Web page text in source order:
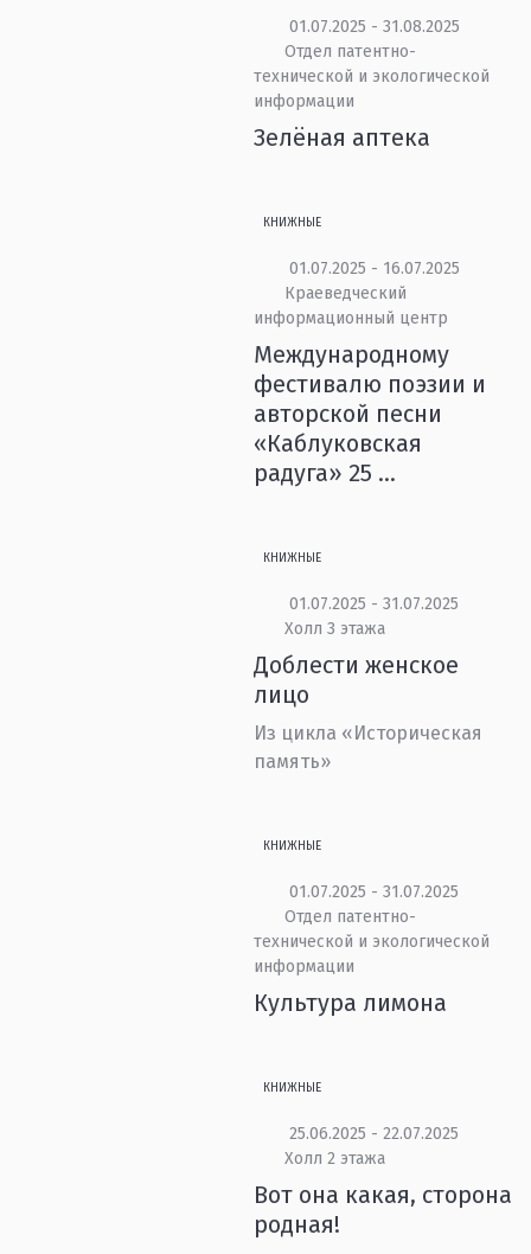
01.07.2025 - 31.08.2025
Отдел патентно-
технической и экологической
информации
Зелёная аптека
КНИЖНЫЕ
01.07.2025 - 16.07.2025
Краеведческий
информационный центр
Международному
фестивалю поэзии и
авторской песни
«Каблуковская
радуга» 25 ...
КНИЖНЫЕ
01.07.2025 - 31.07.2025
Холл 3 этажа
Доблести женское
лицо
Из цикла «Историческая
память»
КНИЖНЫЕ
01.07.2025 - 31.07.2025
Отдел патентно-
технической и экологической
информации
Культура лимона
КНИЖНЫЕ
25.06.2025 - 22.07.2025
Холл 2 этажа
Вот она какая, сторона
родная!